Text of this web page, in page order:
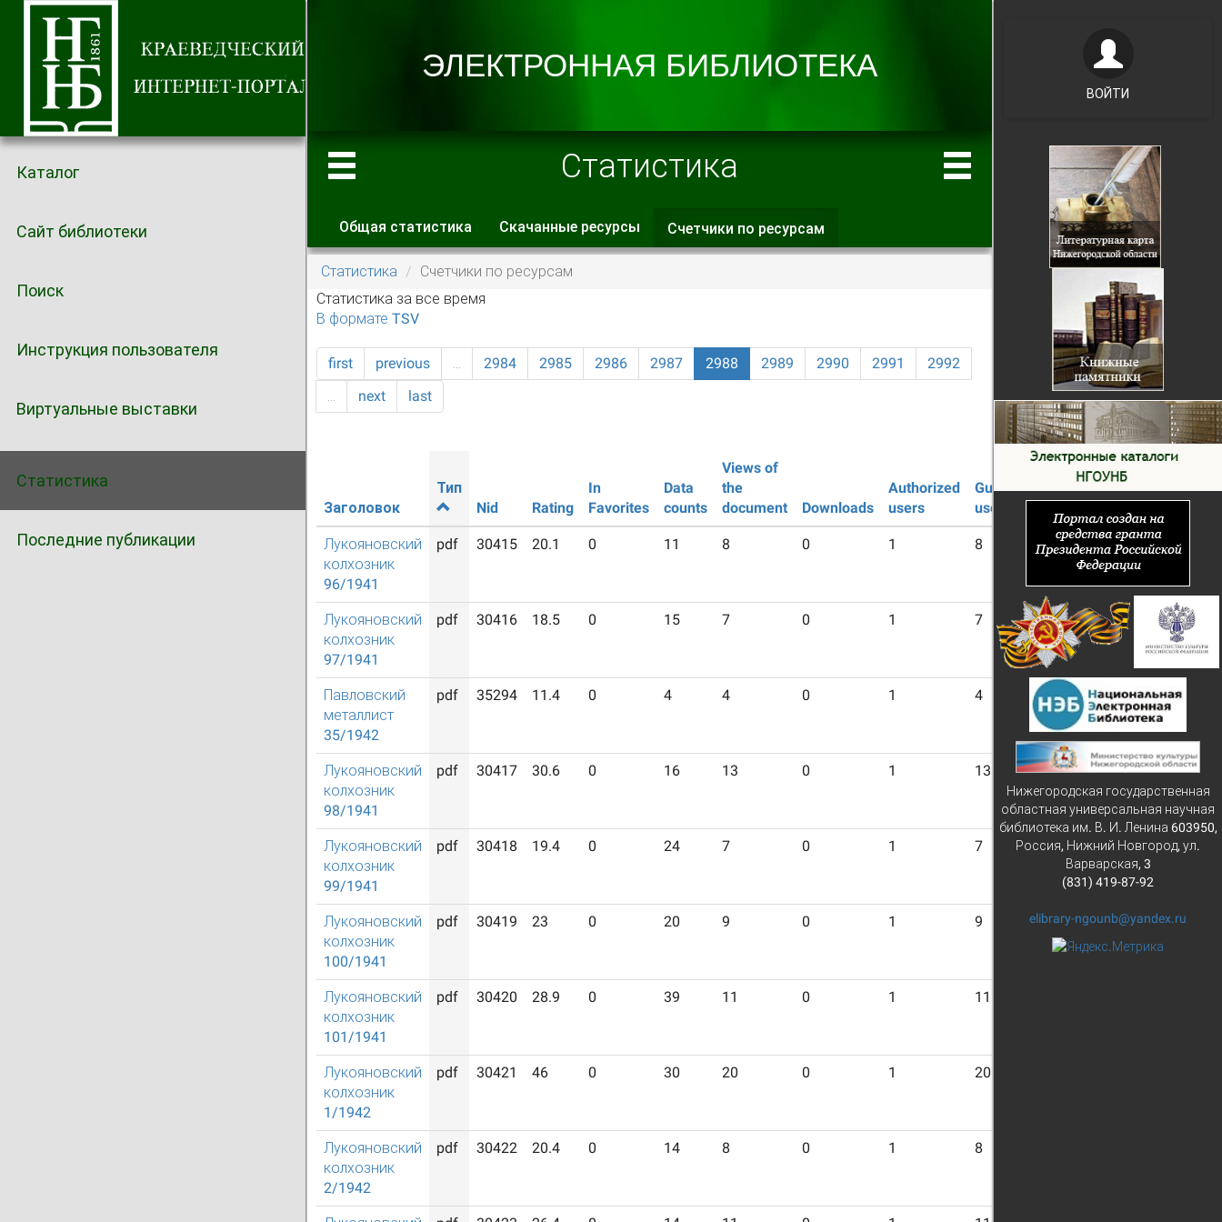
Каталог
Сайт библиотеки
Поиск
Инструкция пользователя
Виртуальные выставки
Статистика
Последние публикации
Статистика
Главные вкладки
Общая статистика Скачанные ресурсы Счетчики по ресурсам
вкладка)
Статистика
Счетчики по ресурсам
Статистика за все время
В формате TSV
first previous … 2984 2985 2986 2987 2988 2989 2990 2991
2992
…
next last
Заголовок
Тип
Nid
Rating
In
Favorites
Data
counts
Views of
the
document
Downloads
Authorized
users
Guest
users
Лукояновский
колхозник
96/1941
pdf 30415 20.1 0 11 8 0 1 8
Лукояновский
колхозник
97/1941
pdf 30416 18.5 0 15 7 0 1 7
Павловский
металлист
35/1942
pdf 35294 11.4 0 4 4 0 1 4
Лукояновский
колхозник
98/1941
pdf 30417 30.6 0 16 13 0 1 13
Лукояновский
колхозник
99/1941
pdf 30418 19.4 0 24 7 0 1 7
Лукояновский
колхозник
100/1941
pdf 30419 23 0 20 9 0 1 9
Лукояновский
колхозник
101/1941
pdf 30420 28.9 0 39 11 0 1 11
Лукояновский
колхозник
1/1942
pdf 30421 46 0 30 20 0 1 20
Лукояновский
колхозник
2/1942
pdf 30422 20.4 0 14 8 0 1 8
ВОЙТИ
Нижегородская государственная
областная универсальная научная
библиотека им. В. И. Ленина 603950,
Россия, Нижний Новгород, ул.
Варварская, 3
(831) 419-87-92
elibrary-ngounb@yandex.ru